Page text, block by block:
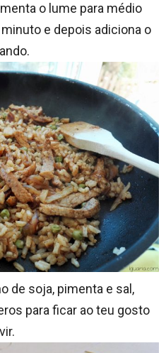
o lume para médio
e depois adiciona o
de soja, pimenta e sal,
para ficar ao teu gosto